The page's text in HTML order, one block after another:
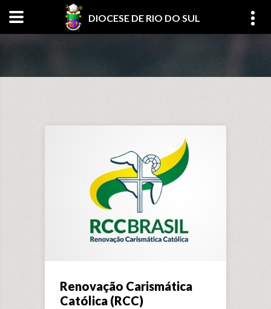
DIOCESE DE RIO DO SUL
Renovação Carismática
Católica (RCC)